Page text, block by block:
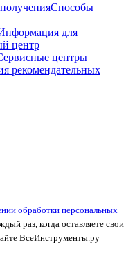
Способы
для
центр
центры
рекомендательных
обработки персональных
раз, когда оставляете свои
ВсеИнструменты.ру